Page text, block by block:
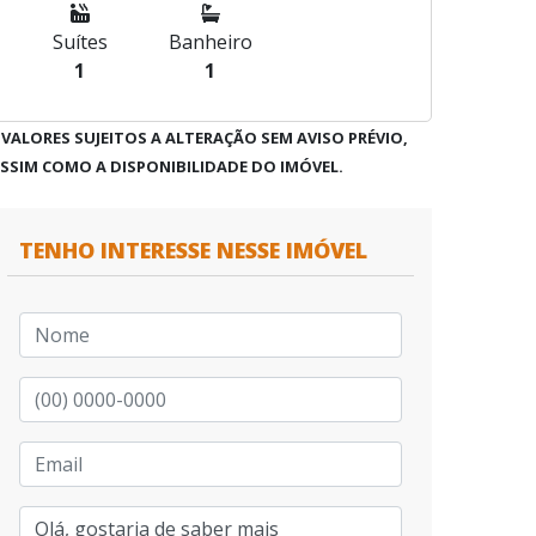
Suítes
1
Banheiro
1
SUJEITOS A ALTERAÇÃO SEM AVISO PRÉVIO,
COMO A DISPONIBILIDADE DO IMÓVEL.
TENHO INTERESSE NESSE IMÓVEL